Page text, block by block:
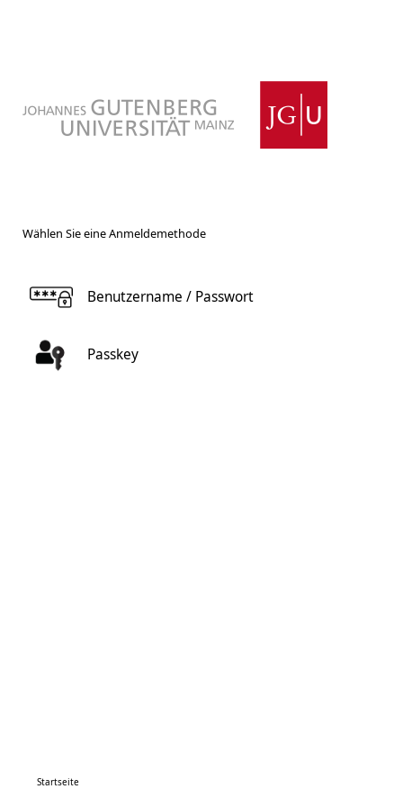
Wählen Sie eine Anmeldemethode
Benutzername / Passwort
Passkey
Startseite